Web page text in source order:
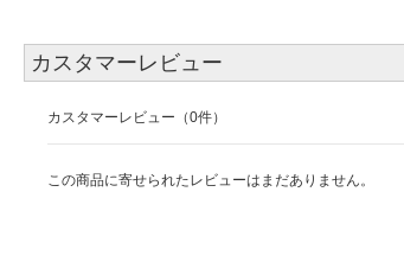
カスタマーレビュー
カスタマーレビュー（0件）
この商品に寄せられたレビューはまだありません。